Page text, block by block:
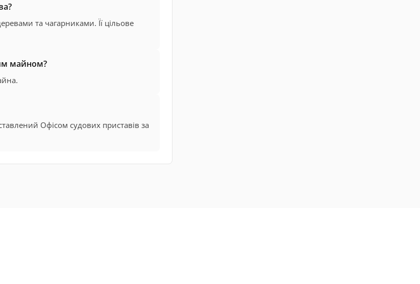
та чагарниками. Її цільове
майном?
Офісом судових приставів за